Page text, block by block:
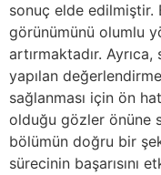
sonuç elde edilmiştir.
görünümünü olumlu
artırmaktadır.
yapılan
sağlanması için ön
olduğu gözler önüne
bölümün doğru bir
sürecinin başarısını